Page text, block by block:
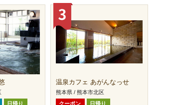
日帰り
温泉カフェ あがんなっせ
熊本県 / 熊本市北区
クーポン
日帰り